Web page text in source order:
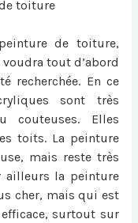
toiture
de toiture,
tout d’abord
recherchée. En ce
sont très
couteuses. Elles
toits. La peinture
mais reste très
ailleurs la peinture
cher, mais qui est
surtout sur